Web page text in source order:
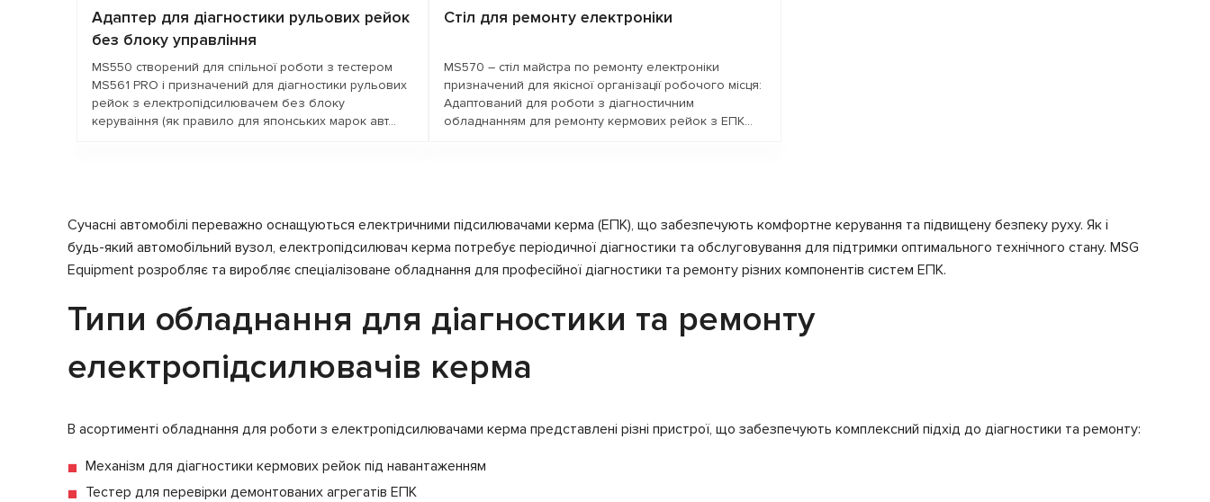
Адаптер для діагностики рульових рейок
без блоку управління
MS550 створений для спільної роботи з тестером
MS561 PRO і призначений для діагностики рульових
рейок з електропідсилювачем без блоку
керуваіння (як правило для японських марок авт...
Стіл для ремонту електроніки
MS570 – стіл майстра по ремонту електроніки
призначений для якісної організації робочого місця:
Адаптований для роботи з діагностичним
обладнанням для ремонту кермових рейок з ЕПК...
Сучасні автомобілі переважно оснащуються електричними підсилювачами керма (ЕПК), що забезпечують комфортне керування та підвищену безпеку руху. Як і
будь-який автомобільний вузол, електропідсилювач керма потребує періодичної діагностики та обслуговування для підтримки оптимального технічного стану. MSG
Equipment розробляє та виробляє спеціалізоване обладнання для професійної діагностики та ремонту різних компонентів систем ЕПК.
Типи обладнання для діагностики та ремонту
електропідсилювачів керма
В асортименті обладнання для роботи з електропідсилювачами керма представлені різні пристрої, що забезпечують комплексний підхід до діагностики та ремонту:
Механізм для діагностики кермових рейок під навантаженням
Тестер для перевірки демонтованих агрегатів ЕПК